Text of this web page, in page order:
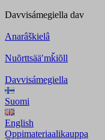
Davvisámegiella dav
Anarâškielâ
Nuõrttsääʹmǩiõll
Davvisámegiella
Suomi
English
Oppimateriaalikauppa